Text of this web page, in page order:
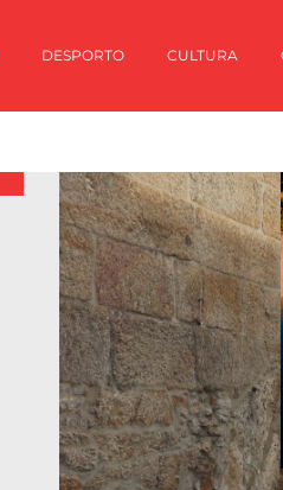
DESPORTO CULTURA